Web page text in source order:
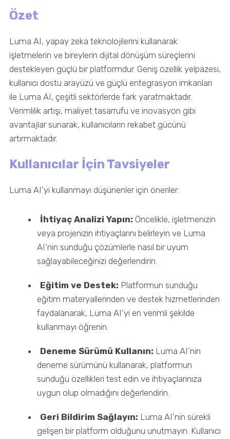
Özet
Luma AI, yapay zeka teknolojilerini kullanarak
işletmelerin ve bireylerin dijital dönüşüm süreçlerini
destekleyen güçlü bir platformdur. Geniş özellik yelpazesi,
kullanıcı dostu arayüzü ve güçlü entegrasyon imkanları
ile Luma AI, çeşitli sektörlerde fark yaratmaktadır.
Verimlilik artışı, maliyet tasarrufu ve inovasyon gibi
avantajlar sunarak, kullanıcıların rekabet gücünü
artırmaktadır.
Kullanıcılar İçin Tavsiyeler
Luma AI’yi kullanmayı düşünenler için öneriler:
İhtiyaç Analizi Yapın: Öncelikle, işletmenizin
veya projenizin ihtiyaçlarını belirleyin ve Luma
AI’nin sunduğu çözümlerle nasıl bir uyum
sağlayabileceğinizi değerlendirin.
Eğitim ve Destek: Platformun sunduğu
eğitim materyallerinden ve destek hizmetlerinden
faydalanarak, Luma AI’yi en verimli şekilde
kullanmayı öğrenin.
Deneme Sürümü Kullanın: Luma AI’nin
deneme sürümünü kullanarak, platformun
sunduğu özellikleri test edin ve ihtiyaçlarınıza
uygun olup olmadığını değerlendirin.
Geri Bildirim Sağlayın: Luma AI’nin sürekli
gelişen bir platform olduğunu unutmayın. Kullanıcı